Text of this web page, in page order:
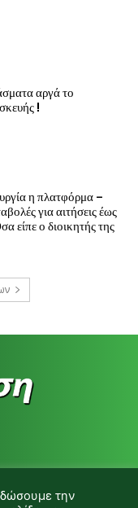
αργά το
!
η πλατφόρμα –
για αιτήσεις έως
είπε ο διοικητής της
την